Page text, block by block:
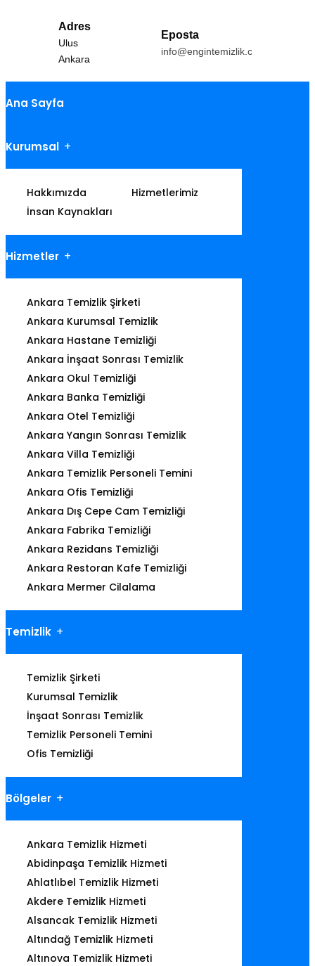
Adres
Ulus
Ankara
Eposta
info@engintemizlik.com
Ana Sayfa
Kurumsal
Hakkımızda
Hizmetlerimiz
İnsan Kaynakları
Hizmetler
Ankara Temizlik Şirketi
Ankara Kurumsal Temizlik
Ankara Hastane Temizliği
Ankara İnşaat Sonrası Temizlik
Ankara Okul Temizliği
Ankara Banka Temizliği
Ankara Otel Temizliği
Ankara Yangın Sonrası Temizlik
Ankara Villa Temizliği
Ankara Temizlik Personeli Temini
Ankara Ofis Temizliği
Ankara Dış Cepe Cam Temizliği
Ankara Fabrika Temizliği
Ankara Rezidans Temizliği
Ankara Restoran Kafe Temizliği
Ankara Mermer Cilalama
Temizlik
Temizlik Şirketi
Kurumsal Temizlik
İnşaat Sonrası Temizlik
Temizlik Personeli Temini
Ofis Temizliği
Bölgeler
Ankara Temizlik Hizmeti
Abidinpaşa Temizlik Hizmeti
Ahlatlıbel Temizlik Hizmeti
Akdere Temizlik Hizmeti
Alsancak Temizlik Hizmeti
Altındağ Temizlik Hizmeti
Altınova Temizlik Hizmeti